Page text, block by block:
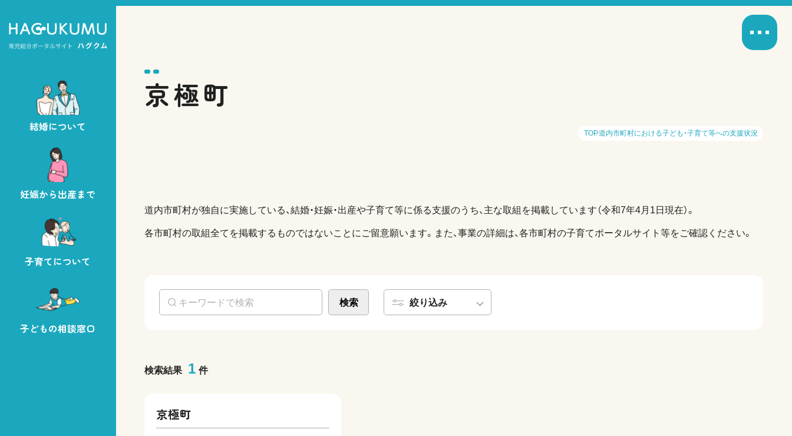
結婚について
妊娠から出産まで
子育てについて
子どもの相談窓口
京極町
TOP道内市町村における子ども・子育て等への支援状況
道内市町村が独自に実施している、結婚・妊娠・出産や子育て等に係る支援のうち、主な取組を掲載しています（令和7年4月1日現在）。
各市町村の取組全てを掲載するものではないことにご留意願います。また、事業の詳細は、各市町村の子育てポータルサイト等をご確認ください。
検索 絞り込み
検索結果 1 件
京極町